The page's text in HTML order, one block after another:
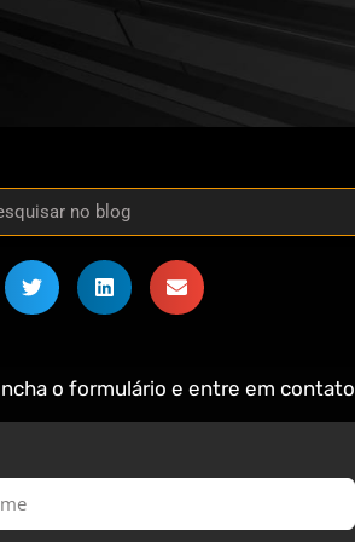
o formulário e entre em contato